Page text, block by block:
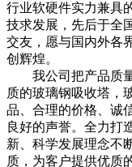
行业软硬件实力兼具
技求发展，先后于全
交友，愿与国内外各
创辉煌。
我公司把产品质量
质的玻璃钢吸收塔，
品、合理的价格、诚
良好的声誉。全力打
新、科学发展理念不
质，为客户提供优质